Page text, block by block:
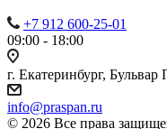
+7 912 600-25-01
09:00 - 18:00
г. Екатеринбург,
info@praspan.ru
© 2026 Все права